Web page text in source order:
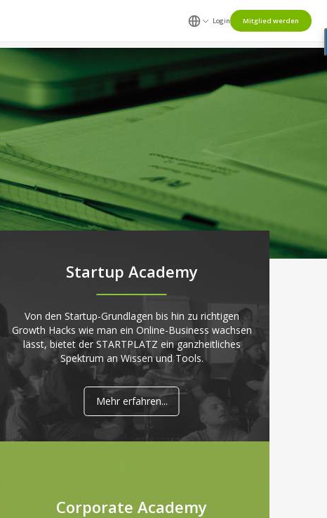
Login Mitglied werden
Startup Academy
Von den Startup-Grundlagen bis hin zu richtigen
Growth Hacks wie man ein Online-Business wachsen
lässt, bietet der STARTPLATZ ein ganzheitliches
Spektrum an Wissen und Tools.
Mehr erfahren...
Corporate Academy